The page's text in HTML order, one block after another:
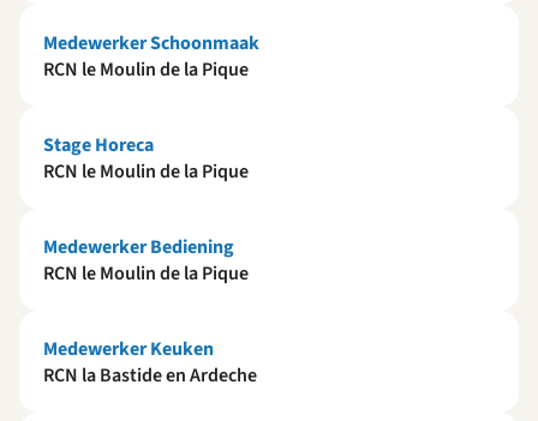
Medewerker Schoonmaak
RCN le Moulin de la Pique
Stage Horeca
RCN le Moulin de la Pique
Medewerker Bediening
RCN le Moulin de la Pique
Medewerker Keuken
RCN la Bastide en Ardeche